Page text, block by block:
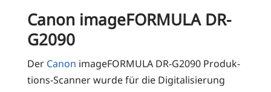
Canon imageFORMULA DR-
G2090
Der Canon image­FOR­MU­LA DR-G2090 Pro­duk­
ti­ons-Scan­ner wur­de für die Digi­ta­li­sie­rung